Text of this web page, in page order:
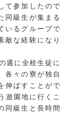
て参加したので
同級生が集まる
いるグループで
敵な経験になり
週に全校生徒に
各々の寮が独自
伸ばすことがで
遊園地に行くこ
同級生と長時間